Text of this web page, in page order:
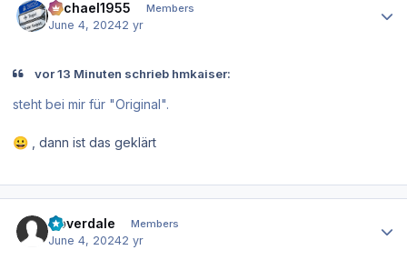
Michael1955 Members
June 4, 20242 yr
vor 13 Minuten schrieb hmkaiser:
steht bei mir für "Original".
😀 , dann ist das geklärt
Coverdale Members
June 4, 20242 yr